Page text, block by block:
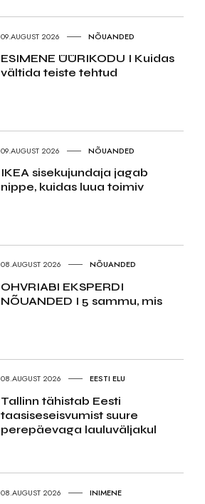
09.AUGUST 2026 NÕUANDED
ESIMENE ÜÜRIKODU I Kuidas
vältida teiste tehtud
09.AUGUST 2026 NÕUANDED
IKEA sisekujundaja jagab
nippe, kuidas luua toimiv
08.AUGUST 2026 NÕUANDED
OHVRIABI EKSPERDI
NÕUANDED I 5 sammu, mis
08.AUGUST 2026 EESTI ELU
Tallinn tähistab Eesti
taasiseseisvumist suure
perepäevaga lauluväljakul
08.AUGUST 2026 INIMENE